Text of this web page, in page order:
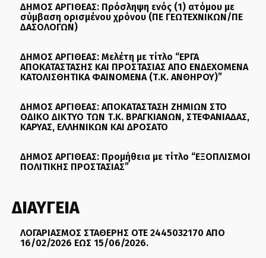
ΔΗΜΟΣ ΑΡΓΙΘΕΑΣ: Πρόσληψη ενός (1) ατόμου με
σύμβαση ορισμένου χρόνου (ΠΕ ΓΕΩΤΕΧΝΙΚΩΝ/ΠΕ
ΔΑΣΟΛΟΓΩΝ)
ΔΗΜΟΣ ΑΡΓΙΘΕΑΣ: Μελέτη με τίτλο “ΕΡΓΑ
ΑΠΟΚΑΤΑΣΤΑΣΗΣ ΚΑΙ ΠΡΟΣΤΑΣΙΑΣ ΑΠΟ ΕΝΔΕΧΟΜΕΝΑ
ΚΑΤΟΛΙΣΘΗΤΙΚΑ ΦΑΙΝΟΜΕΝΑ (Τ.Κ. ΑΝΘΗΡΟΥ)”
ΔΗΜΟΣ ΑΡΓΙΘΕΑΣ: ΑΠΟΚΑΤΑΣΤΑΣΗ ΖΗΜΙΩΝ ΣΤΟ
ΟΔΙΚΟ ΔΙΚΤΥΟ ΤΩΝ Τ.Κ. ΒΡΑΓΚΙΑΝΩΝ, ΣΤΕΦΑΝΙΑΔΑΣ,
ΚΑΡΥΑΣ, ΕΛΛΗΝΙΚΩΝ ΚΑΙ ΔΡΟΣΑΤΟ
ΔΗΜΟΣ ΑΡΓΙΘΕΑΣ: Προμήθεια με τίτλο “ΕΞΟΠΛΙΣΜΟΙ
ΠΟΛΙΤΙΚΗΣ ΠΡΟΣΤΑΣΙΑΣ”
ΔΙΑΥΓΕΙΑ
ΛΟΓΑΡΙΑΣΜΟΣ ΣΤΑΘΕΡΗΣ ΟΤΕ 2445032170 ΑΠΟ
16/02/2026 ΕΩΣ 15/06/2026.